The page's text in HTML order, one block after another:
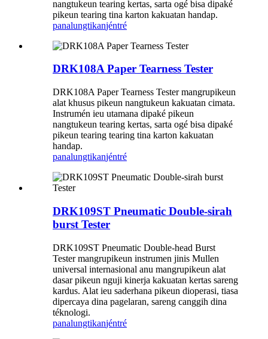
nangtukeun tearing kertas, sarta ogé bisa dipaké
pikeun tearing tina karton kakuatan handap.
panalungtikanjéntré
DRK108A Paper Tearness Tester
DRK108A Paper Tearness Tester mangrupikeun
alat khusus pikeun nangtukeun kakuatan cimata.
Instrumén ieu utamana dipaké pikeun
nangtukeun tearing kertas, sarta ogé bisa dipaké
pikeun tearing tearing tina karton kakuatan
handap.
panalungtikanjéntré
DRK109ST Pneumatic Double-sirah
burst Tester
DRK109ST Pneumatic Double-head Burst
Tester mangrupikeun instrumen jinis Mullen
universal internasional anu mangrupikeun alat
dasar pikeun nguji kinerja kakuatan kertas sareng
kardus. Alat ieu saderhana pikeun dioperasi, tiasa
dipercaya dina pagelaran, sareng canggih dina
téknologi.
panalungtikanjéntré